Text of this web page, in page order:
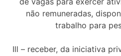
não remuneradas,
trabalho para
Ill – receber, da iniciativa